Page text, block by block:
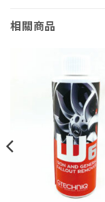
相關商品